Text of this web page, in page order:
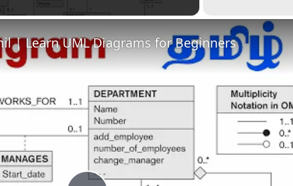
| Learn UML Diagrams for Beginners